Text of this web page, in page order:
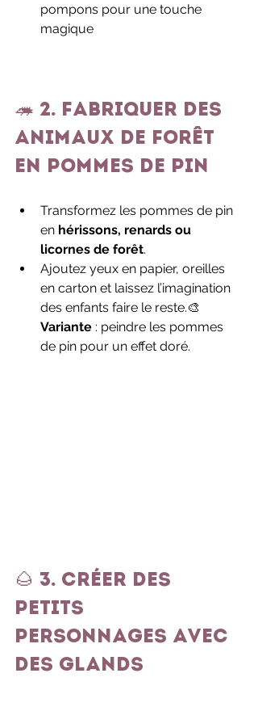
pompons pour une touche
magique
🦔 2. Fabriquer des
animaux de forêt
en pommes de pin
Transformez les pommes de pin
en hérissons, renards ou
licornes de forêt.
Ajoutez yeux en papier, oreilles
en carton et laissez l’imagination
des enfants faire le reste.🎨
Variante : peindre les pommes
de pin pour un effet doré.
🌰 3. Créer des
petits
personnages avec
des glands